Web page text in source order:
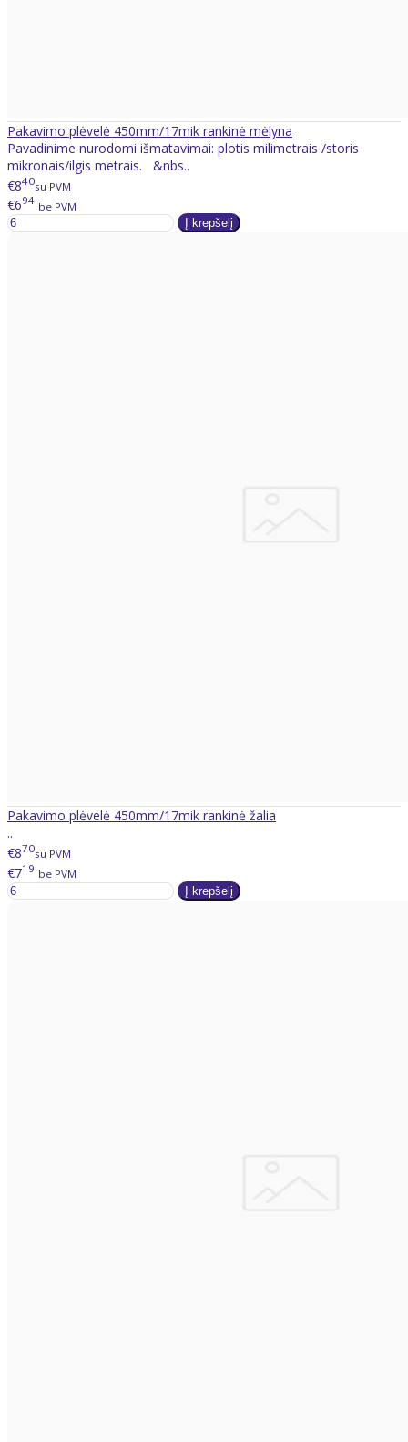
Pakavimo plėvelė 450mm/17mik rankinė mėlyna
Pavadinime nurodomi išmatavimai: plotis milimetrais /storis
mikronais/ilgis metrais. &nbs..
€840su PVM
€694 be PVM
Pakavimo plėvelė 450mm/17mik rankinė žalia
..
€870su PVM
€719 be PVM